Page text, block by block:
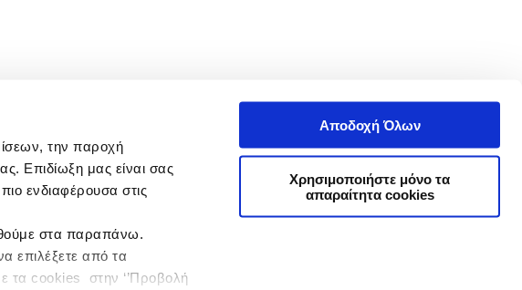
την παροχή
Επιδίωξη μας είναι σας
ενδιαφέρουσα στις
στα παραπάνω.
επιλέξετε από τα
τα cookies στην ‘’Προβολή
Αποδοχή Όλων
Χρησιμοποιήστε μόνο τα
απαραίτητα cookies